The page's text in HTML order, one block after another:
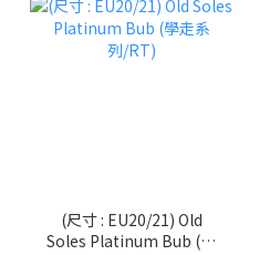
(尺寸 : EU20/21) Old
Soles Platinum Bub (學